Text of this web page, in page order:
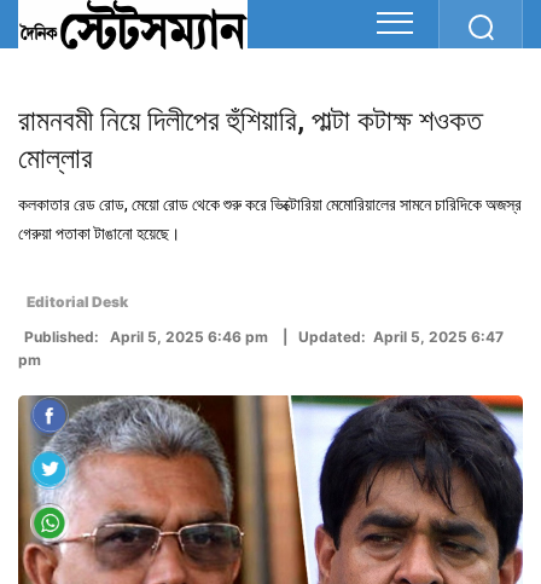
রামনবমী নিয়ে দিলীপের হুঁশিয়ারি, পাল্টা কটাক্ষ শওকত
মোল্লার
কলকাতার রেড রোড, মেয়ো রোড থেকে শুরু করে ভিক্টোরিয়া মেমোরিয়ালের সামনে চারিদিকে অজস্র
গেরুয়া পতাকা টাঙানো হয়েছে।
Editorial Desk
Published: April 5, 2025 6:46 pm | Updated: April 5, 2025 6:47
pm